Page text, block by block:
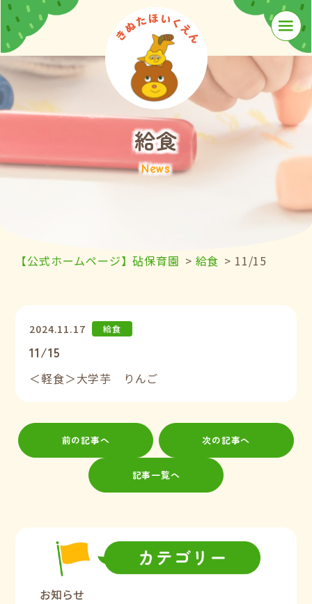
≡
給食
News
【公式ホームページ】砧保育園 > 給食 > 11/15
2024.11.17 給食
11/15
＜軽食＞大学芋 りんご
前の記事へ
記事一覧へ
次の記事へ
お知らせ